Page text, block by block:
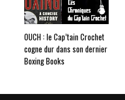
OUCH : le Cap’tain Crochet
cogne dur dans son dernier
Boxing Books